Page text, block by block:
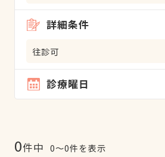
詳細条件
往診可
診療曜日
0件中 0〜0件を表示